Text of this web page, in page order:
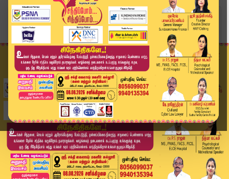
Home
வீடியோ ஸ்டோரி
துபாய் விமான சேவை தடை… என்ன காரணம்? | Flights C...